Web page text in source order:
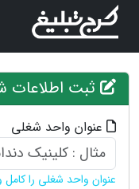
ثبت اطلاعات
عنوان واحد شغلی
عنوان واحد شغلی را کامل